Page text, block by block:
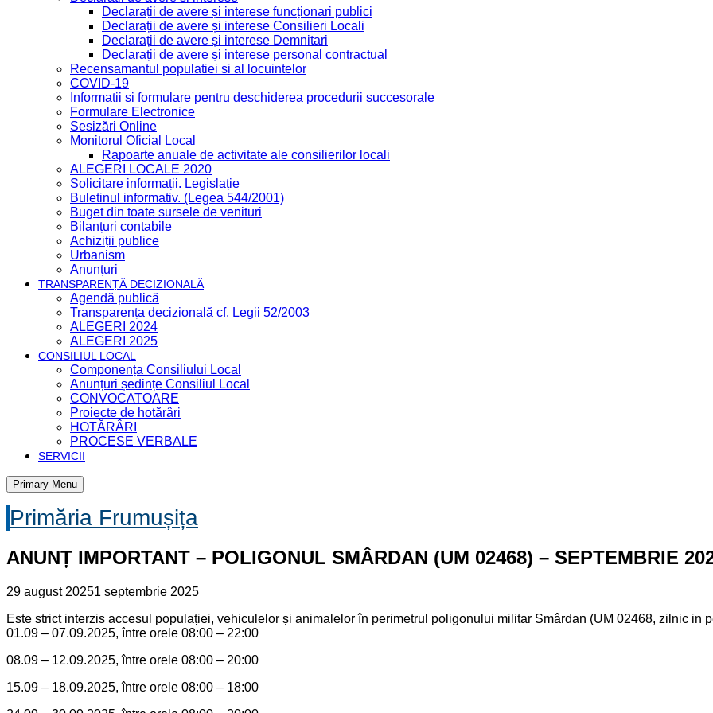
Declarații de avere și interese funcționari publici
Declarații de avere și interese Consilieri Locali
Declarații de avere și interese Demnitari
Declarații de avere și interese personal contractual
Recensamantul populatiei si al locuintelor
COVID-19
Informatii si formulare pentru deschiderea procedurii succesorale
Formulare Electronice
Sesizări Online
Monitorul Oficial Local
Rapoarte anuale de activitate ale consilierilor locali
ALEGERI LOCALE 2020
Solicitare informații. Legislație
Buletinul informativ. (Legea 544/2001)
Buget din toate sursele de venituri
Bilanțuri contabile
Achiziții publice
Urbanism
Anunțuri
TRANSPARENȚĂ DECIZIONALĂ
Agendă publică
Transparența decizională cf. Legii 52/2003
ALEGERI 2024
ALEGERI 2025
CONSILIUL LOCAL
Componența Consiliului Local
Anunțuri ședințe Consiliul Local
CONVOCATOARE
Proiecte de hotărâri
HOTĂRÂRI
PROCESE VERBALE
SERVICII
Primary Menu
Primăria Frumușița
ANUNȚ IMPORTANT – POLIGONUL SMÂRDAN (UM 02468) – SEPTEMBRIE
29 august 20251 septembrie 2025
Este strict interzis accesul populației, vehiculelor și animalelor în perimetrul poligonului militar Smârdan (UM 02468, zilnic in
01.09 – 07.09.2025, între orele 08:00 – 22:00
08.09 – 12.09.2025, între orele 08:00 – 20:00
15.09 – 18.09.2025, între orele 08:00 – 18:00